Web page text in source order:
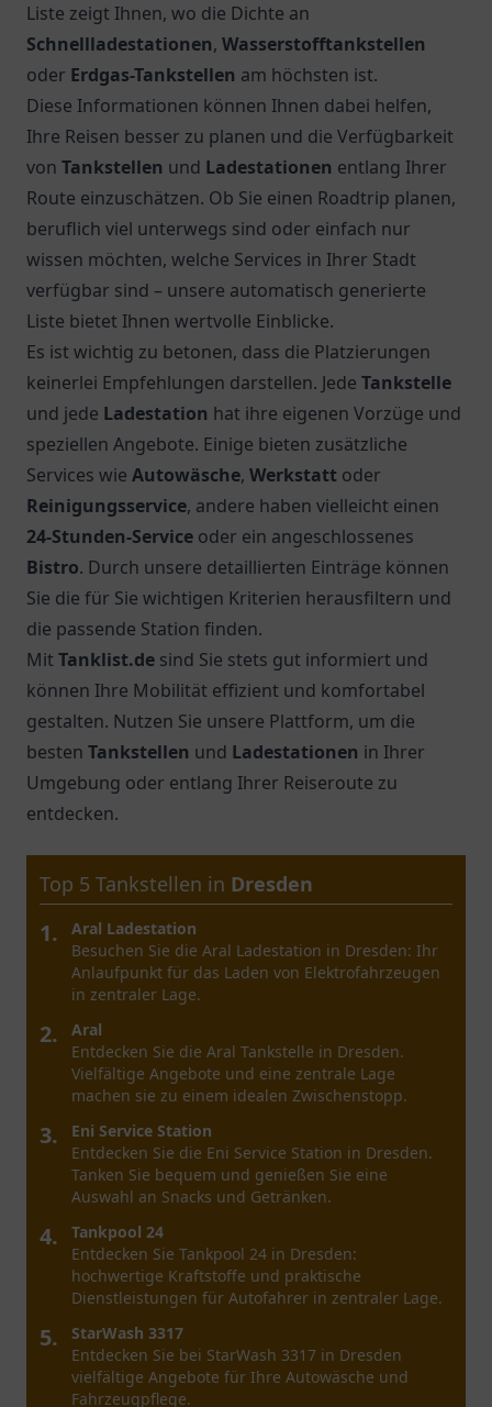
Liste zeigt Ihnen, wo die Dichte an
Schnellladestationen, Wasserstofftankstellen
oder Erdgas-Tankstellen am höchsten ist.
Diese Informationen können Ihnen dabei helfen,
Ihre Reisen besser zu planen und die Verfügbarkeit
von Tankstellen und Ladestationen entlang Ihrer
Route einzuschätzen. Ob Sie einen Roadtrip planen,
beruflich viel unterwegs sind oder einfach nur
wissen möchten, welche Services in Ihrer Stadt
verfügbar sind – unsere automatisch generierte
Liste bietet Ihnen wertvolle Einblicke.
Es ist wichtig zu betonen, dass die Platzierungen
keinerlei Empfehlungen darstellen. Jede Tankstelle
und jede Ladestation hat ihre eigenen Vorzüge und
speziellen Angebote. Einige bieten zusätzliche
Services wie Autowäsche, Werkstatt oder
Reinigungsservice, andere haben vielleicht einen
24-Stunden-Service oder ein angeschlossenes
Bistro. Durch unsere detaillierten Einträge können
Sie die für Sie wichtigen Kriterien herausfiltern und
die passende Station finden.
Mit Tanklist.de sind Sie stets gut informiert und
können Ihre Mobilität effizient und komfortabel
gestalten. Nutzen Sie unsere Plattform, um die
besten Tankstellen und Ladestationen in Ihrer
Umgebung oder entlang Ihrer Reiseroute zu
entdecken.
Top 5 Tankstellen in Dresden
1.
Aral Ladestation
Besuchen Sie die Aral Ladestation in Dresden: Ihr
Anlaufpunkt für das Laden von Elektrofahrzeugen
in zentraler Lage.
2.
Aral
Entdecken Sie die Aral Tankstelle in Dresden.
Vielfältige Angebote und eine zentrale Lage
machen sie zu einem idealen Zwischenstopp.
3.
Eni Service Station
Entdecken Sie die Eni Service Station in Dresden.
Tanken Sie bequem und genießen Sie eine
Auswahl an Snacks und Getränken.
4.
Tankpool 24
Entdecken Sie Tankpool 24 in Dresden:
hochwertige Kraftstoffe und praktische
Dienstleistungen für Autofahrer in zentraler Lage.
5.
StarWash 3317
Entdecken Sie bei StarWash 3317 in Dresden
vielfältige Angebote für Ihre Autowäsche und
Fahrzeugpflege.